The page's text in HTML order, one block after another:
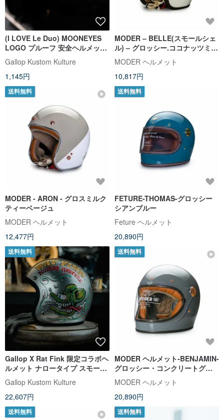
(I LOVE Le Duo) MOONEYES
LOGO プルーフ 安全ヘルメット
保護バックル 装飾バックルゴー
ルド/シルバーオプション
Gallop Kustom Kulture
1,145円
MODER – BELLE(スモールシェ
ル) – グロッシー.ココナッツミル
クホワイト
MODER ヘルメット
10,817円
送料無料
MODER - ARON - グロスミルク
ティーベージュ
MODER ヘルメット
12,477円
送料無料
FETURE-THOMAS-グロッシー
シアンブルー
Feture ヘルメット
20,890円
送料無料
Gallop X Rat Fink 限定コラボヘ
ルメット ナロータイプ スモール
シェル シルバー
Gallop Kustom Kulture
22,607円
送料無料
MODER ヘルメット-BENJAMIN-
グロッシー・コンクリートグレ
ー
MODER ヘルメット
20,890円
送料無料 送料無料